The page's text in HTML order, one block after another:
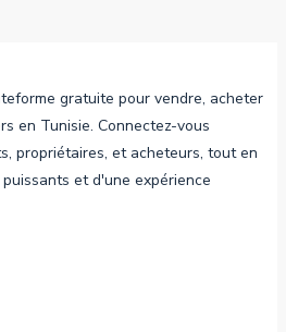
gratuite pour vendre, acheter
en Tunisie. Connectez-vous
propriétaires, et acheteurs, tout en
et d'une expérience